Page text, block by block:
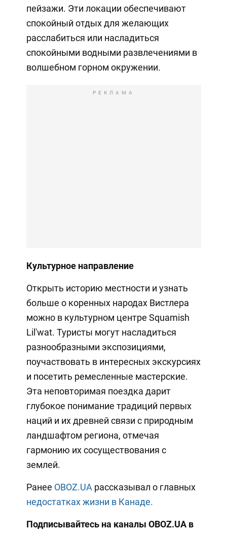
пейзажи. Эти локации обеспечивают
спокойный отдых для желающих
расслабиться или насладиться
спокойными водными развлечениями в
волшебном горном окружении.
РЕКЛАМА
Культурное направление
Открыть историю местности и узнать
больше о коренных народах Вистлера
можно в культурном центре Squamish
Lil'wat. Туристы могут насладиться
разнообразными экспозициями,
поучаствовать в интересных экскурсиях
и посетить ремесленные мастерские.
Эта неповторимая поездка дарит
глубокое понимание традиций первых
наций и их древней связи с природным
ландшафтом региона, отмечая
гармонию их сосуществования с
землей.
Ранее OBOZ.UA рассказывал о главных
недостатках жизни в Канаде.
Подписывайтесь на каналы OBOZ.UA в